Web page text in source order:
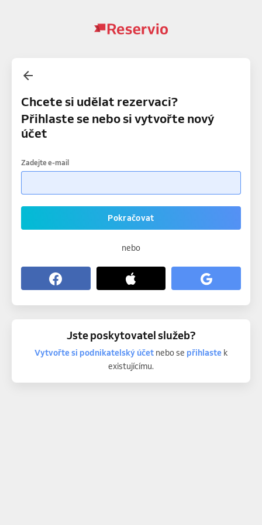
Chcete si udělat rezervaci?
Přihlaste se nebo si vytvořte nový
účet
Zadejte e-mail
Pokračovat
nebo
Jste poskytovatel služeb?
Vytvořte si podnikatelský účetnebo se přihlastek
existujícímu.